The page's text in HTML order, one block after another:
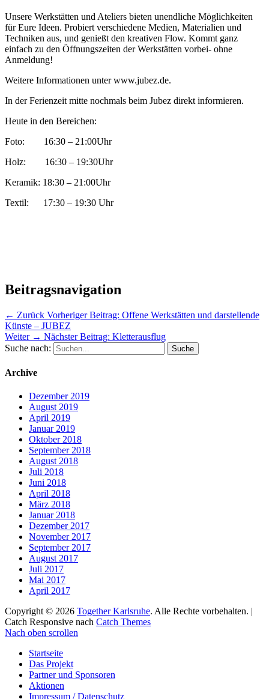
Unsere Werkstätten und Ateliers bieten unendliche Möglichkeiten
für Eure Ideen. Probiert verschiedene Medien, Materialien und
Techniken aus, und genießt den kreativen Flow. Kommt ganz
einfach zu den Öffnungszeiten der Werkstätten vorbei- ohne
Anmeldung!
Weitere Informationen unter www.jubez.de.
In der Ferienzeit mitte nochmals beim Jubez direkt informieren.
Heute in den Bereichen:
Foto: 16:30 – 21:00Uhr
Holz: 16:30 – 19:30Uhr
Keramik: 18:30 – 21:00Uhr
Textil: 17:30 – 19:30 Uhr
Beitragsnavigation
← Zurück Vorheriger Beitrag: Offene Werkstätten und darstellende
Künste – JUBEZ
Weiter → Nächster Beitrag: Kletterausflug
Suche nach:
Archive
Dezember 2019
August 2019
April 2019
Januar 2019
Oktober 2018
September 2018
August 2018
Juli 2018
Juni 2018
April 2018
März 2018
Januar 2018
Dezember 2017
November 2017
September 2017
August 2017
Juli 2017
Mai 2017
April 2017
Copyright © 2026 Together Karlsruhe. Alle Rechte vorbehalten. |
Catch Responsive nach Catch Themes
Nach oben scrollen
Startseite
Das Projekt
Partner und Sponsoren
Aktionen
Impressum / Datenschutz